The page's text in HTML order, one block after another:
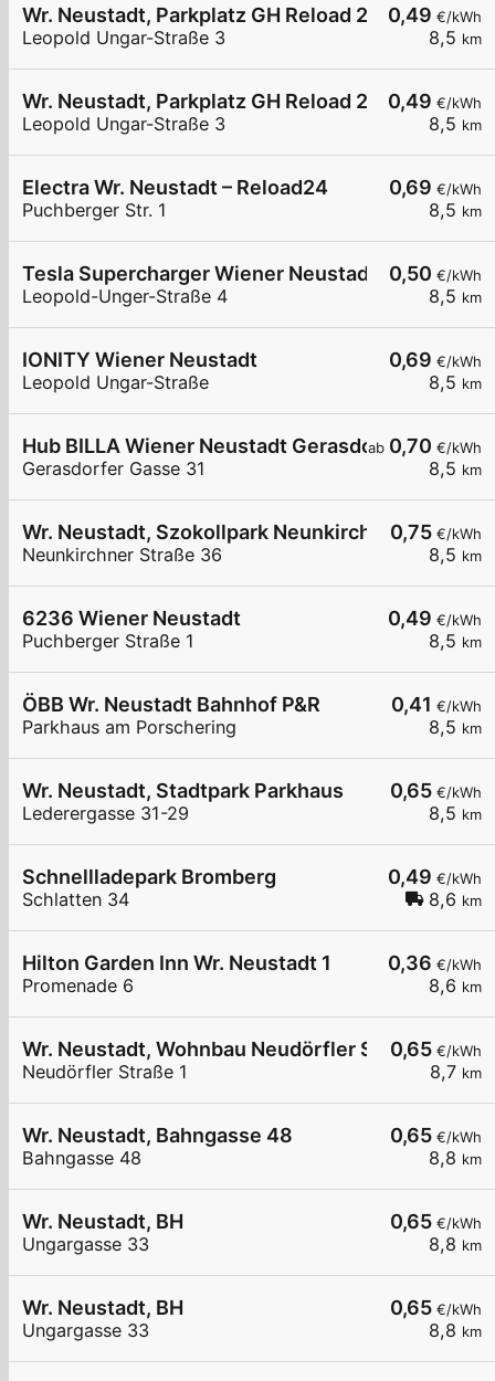
0,49 €/kWh
8,5 km
Wr. Neustadt, Parkplatz GH Reload 24
Leopold Ungar-Straße 3
0,49 €/kWh
8,5 km
Wr. Neustadt, Parkplatz GH Reload 24
Leopold Ungar-Straße 3
0,69 €/kWh
8,5 km
Electra Wr. Neustadt – Reload24
Puchberger Str. 1
0,50 €/kWh
8,5 km
Tesla Supercharger Wiener Neustadt, Austria
Leopold-Unger-Straße 4
0,69 €/kWh
8,5 km
IONITY Wiener Neustadt
Leopold Ungar-Straße
ab 0,70 €/kWh
8,5 km
Hub BILLA Wiener Neustadt Gerasdorfergasse
Gerasdorfer Gasse 31
0,75 €/kWh
8,5 km
Wr. Neustadt, Szokollpark Neunkirchnerstr.
Neunkirchner Straße 36
0,49 €/kWh
8,5 km
6236 Wiener Neustadt
Puchberger Straße 1
0,41 €/kWh
8,5 km
ÖBB Wr. Neustadt Bahnhof P&R
Parkhaus am Porschering
0,65 €/kWh
8,5 km
Wr. Neustadt, Stadtpark Parkhaus
Lederergasse 31-29
0,49 €/kWh
8,6 km
Schnellladepark Bromberg
Schlatten 34
0,36 €/kWh
8,6 km
Hilton Garden Inn Wr. Neustadt 1
Promenade 6
0,65 €/kWh
8,7 km
Wr. Neustadt, Wohnbau Neudörfler Str.
Neudörfler Straße 1
0,65 €/kWh
8,8 km
Wr. Neustadt, Bahngasse 48
Bahngasse 48
0,65 €/kWh
8,8 km
Wr. Neustadt, BH
Ungargasse 33
0,65 €/kWh
8,8 km
Wr. Neustadt, BH
Ungargasse 33